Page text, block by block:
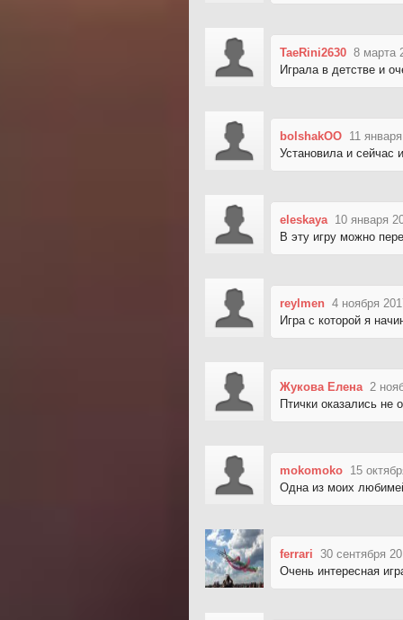
TaeRini2630 8 марта
Играла в детстве и
bolshakOO 11
Установила и сейчас
eleskaya 10 января
В эту игру можно
reylmen 4 ноября
Игра с которой я
Жукова Елена 2
Птички оказались не
mokomoko 15
Одна из моих
ferrari 30 сентября
Очень интересная